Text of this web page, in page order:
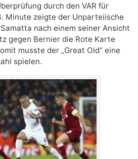
durch den VAR für
Minute zeigte der Unparteiische
nach einem seiner Ansicht
gegen Bernier die Rote Karte
musste der „Great Old“ eine
spielen.